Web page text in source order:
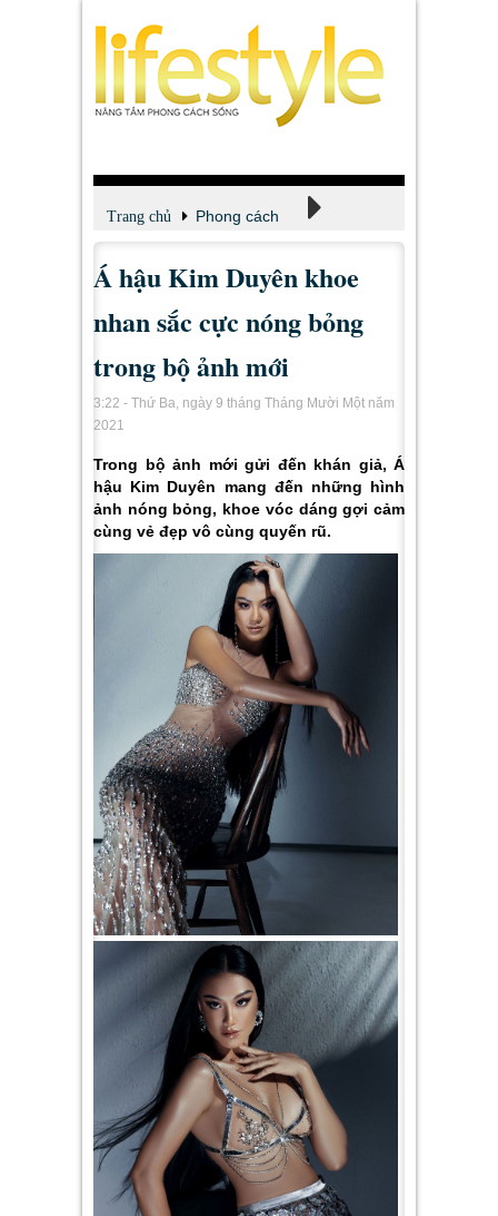
Trang chủ Phong cách
Thời trang
Á hậu Kim Duyên khoe
nhan sắc cực nóng bỏng
trong bộ ảnh mới
3:22 - Thứ Ba, ngày 9 tháng Tháng Mười Một năm
2021
Trong bộ ảnh mới gửi đến khán giả, Á
hậu Kim Duyên mang đến những hình
ảnh nóng bỏng, khoe vóc dáng gợi cảm
cùng vẻ đẹp vô cùng quyến rũ.